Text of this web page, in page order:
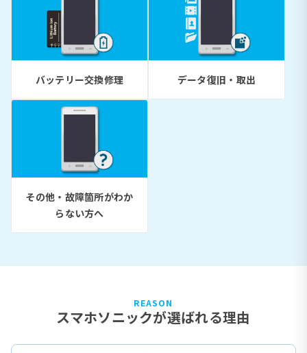
バッテリー交換修理 データ復旧・取出
その他・故障箇所がわか
らない方へ
REASON
スマホソニックが選ばれる理由